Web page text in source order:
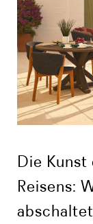
Die
Reisens:
abschaltet